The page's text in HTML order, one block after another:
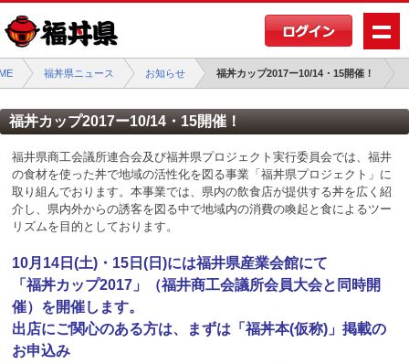
福丼県ニュース お知らせ 福丼カップ2017ー10/14・15開催！
福丼カップ2017ー10/14・15開催！
福井県商工会議所連合会及び福丼県プロジェクト実行委員会では、福井
の食材を使った丼で地域の活性化を図る事業「福丼県プロジェクト」に
取り組んでおります。本事業では、県内の飲食店が提供する丼を広く紹
介し、県内外からの誘客を図る中で地域内の消費の喚起と食によるツー
リズムを目的としております。
10月14日(土)・15日(日)には福井県産業会館にて
「福丼カップ2017」（福井商工会議所会員大会と同時開
催）を開催します。
出店にご関心のある方は、まずは「福丼本(仮称)」掲載の
お申込み